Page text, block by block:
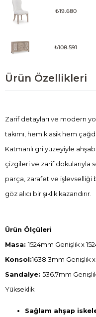
₺19.680
₺108.591
Ürün Özellikleri
Zarif detayları ve modern
takımı, hem klasik hem
Katmanlı gri yüzeyiyle
çizgileri ve zarif dokularıyla
parça, zarafet ve işlevselliği
göz alıcı bir şıklık kazandırır.
Ürün Ölçüleri
Masa: 1524mm Genişlik x
Konsol:1638.3mm Genişlik
Sandalye: 536.7mm
Yükseklik
Sağlam ahşap